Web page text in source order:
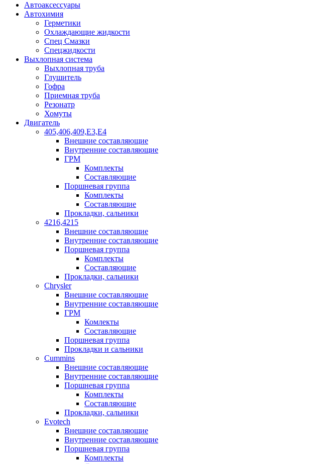
Автоаксессуары
Автохимия
Герметики
Охлаждающие жидкости
Спец Смазки
Спецжидкости
Выхлопная система
Выхлопная труба
Глушитель
Гофра
Приемная труба
Резонатр
Хомуты
Двигатель
405,406,409,Е3,Е4
Внешние составляющие
Внутренние составляющие
ГРМ
Комплекты
Составляющие
Поршневая группа
Комплекты
Составляющие
Прокладки, сальники
4216,4215
Внешние составляющие
Внутренние составляющие
Поршневая группа
Комплекты
Составляющие
Прокладки, сальники
Chrysler
Внешние составляющие
Внутренние составляющие
ГРМ
Комлекты
Составляющие
Поршневая группа
Прокладки и сальники
Cummins
Внешние составляющие
Внутренние составляющие
Поршневая группа
Комплекты
Составляющие
Прокладки, сальники
Evotech
Внешние составляющие
Внутренние составляющие
Поршневая группа
Комплекты